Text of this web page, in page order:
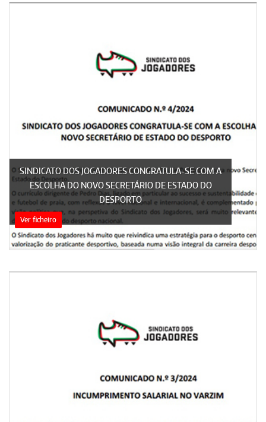
SINDICATO DOS JOGADORES CONGRATULA-SE COM A
ESCOLHA DO NOVO SECRETÁRIO DE ESTADO DO
DESPORTO
Ver ficheiro